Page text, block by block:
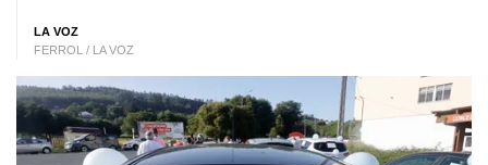
LA VOZ
FERROL / LA VOZ